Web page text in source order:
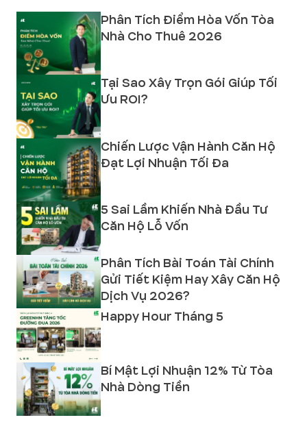
Phân Tích Điểm Hòa Vốn Tòa
Nhà Cho Thuê 2026
Tại Sao Xây Trọn Gói Giúp Tối
Ưu ROI?
Chiến Lược Vận Hành Căn Hộ
Đạt Lợi Nhuận Tối Đa
5 Sai Lầm Khiến Nhà Đầu Tư
Căn Hộ Lỗ Vốn
Phân Tích Bài Toán Tài Chính
Gửi Tiết Kiệm Hay Xây Căn Hộ
Dịch Vụ 2026?
Happy Hour Tháng 5
Bí Mật Lợi Nhuận 12% Từ Tòa
Nhà Dòng Tiền